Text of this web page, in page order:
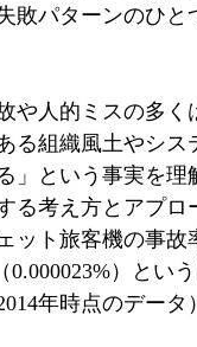
敗パターンのひと
や人的ミスの多く
る組織風土やシス
」という事実を理
る考え方とアプロ
ット旅客機の事故
0.000023%）とい
年時点のデータ